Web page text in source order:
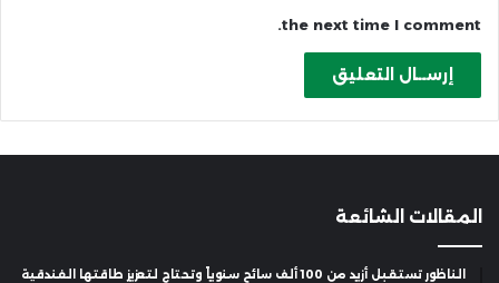
the next time I comment.
المقالات الشائعة
الناظور تستقبل أزيد من 100 ألف سائح سنوياً وتحتاج لتعزيز طاقتها الفندقية